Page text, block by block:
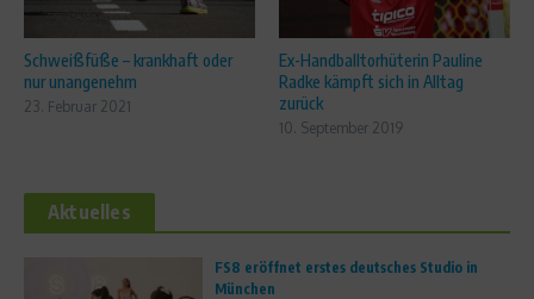
Schweißfüße – krankhaft oder
nur unangenehm
23. Februar 2021
Ex-Handballtorhüterin Pauline
Radke kämpft sich in Alltag
zurück
10. September 2019
Aktuelles
FS8 eröffnet erstes deutsches Studio in
München